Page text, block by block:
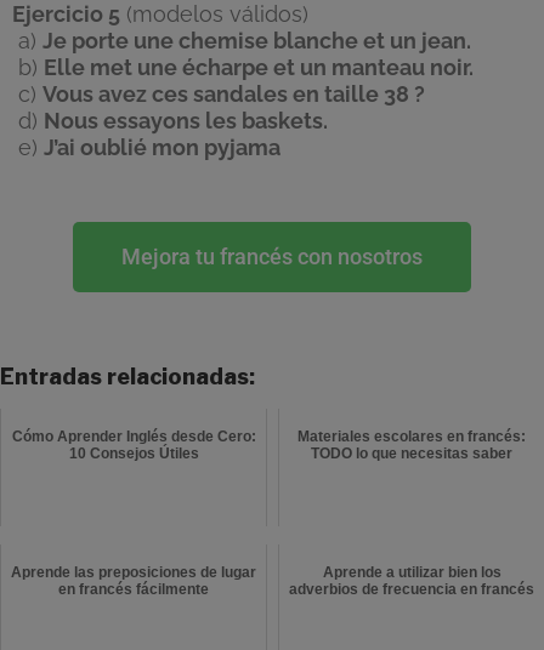
Ejercicio 5 (modelos válidos)
a) Je porte une chemise blanche et un jean.
b) Elle met une écharpe et un manteau noir.
c) Vous avez ces sandales en taille 38 ?
d) Nous essayons les baskets.
e) J’ai oublié mon pyjama
Mejora tu francés con nosotros
Entradas relacionadas:
Cómo Aprender Inglés desde Cero:
10 Consejos Útiles
Materiales escolares en francés:
TODO lo que necesitas saber
Aprende las preposiciones de lugar
en francés fácilmente
Aprende a utilizar bien los
adverbios de frecuencia en francés